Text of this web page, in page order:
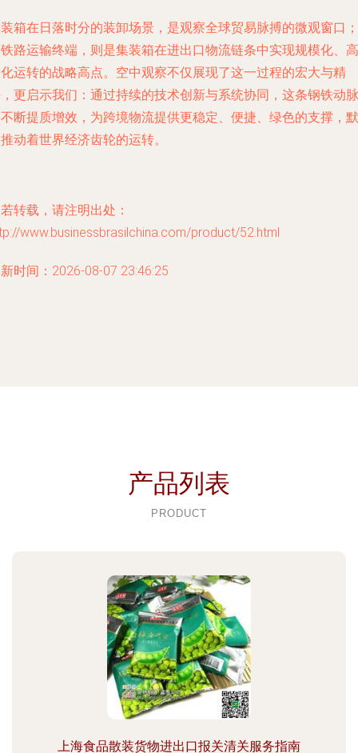
箱在日落时分的装卸场景，是观察全球贸易脉搏的微观窗口；
路运输终端，则是集装箱在进出口物流链条中实现规模化、高
运转的战略高点。空中观察不仅展现了这一过程的宏大与精
更启示我们：通过持续的技术创新与系统协同，这条钢铁动脉
断提质增效，为跨境物流提供更稳定、便捷、绿色的支撑，默
动着世界经济齿轮的运转。
转载，请注明出处：
www.businessbrasilchina.com/product/52.html
时间：2026-08-07 23:46:25
产品列表
PRODUCT
上海食品散装货物进出口报关清关服务指南